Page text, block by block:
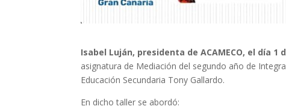
Isabel Luján, presidenta de ACAMECO, el día 1
asignatura de Mediación del segundo año de
Educación Secundaria Tony Gallardo.
En dicho taller se abordó: